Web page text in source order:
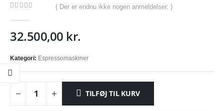
( Der er endnu ikke nogen anmeldelser. )
32.500,00 kr.
Kategori: Espressomaskiner
TILFØJ TIL KURV